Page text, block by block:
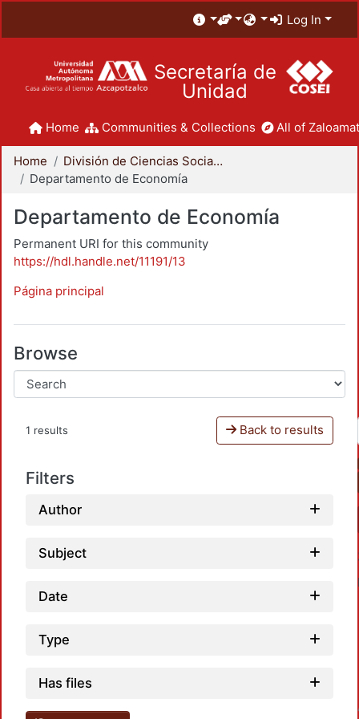
Log In
Secretaría de
Unidad
Home Communities & Collections All of
Home
División de Ciencias Sociales y Humanidades
Departamento de Economía
Departamento de Economía
Permanent URI for this community
https://hdl.handle.net/11191/13
Página principal
Browse
1 results Back to results
Filters
Author
Subject
Date
Type
Has files